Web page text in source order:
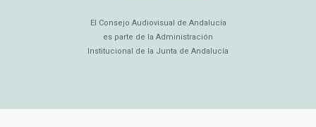
El Consejo Audiovisual de Andalucía
es parte de la Administración
Institucional de la Junta de Andalucía